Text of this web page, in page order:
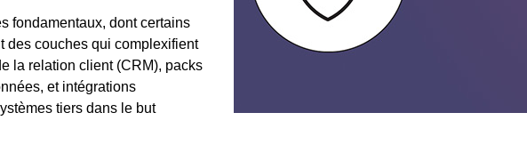
fondamentaux, dont certains
des couches qui complexifient
la relation client (CRM), packs
et intégrations
tiers dans le but